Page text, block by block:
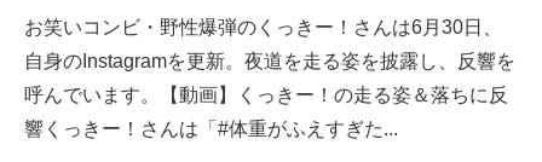
お笑いコンビ・野性爆弾のくっきー！さんは6月30日、
自身のInstagramを更新。夜道を走る姿を披露し、反響を
呼んでいます。【動画】くっきー！の走る姿＆落ちに反
響くっきー！さんは「#体重がふえすぎた...